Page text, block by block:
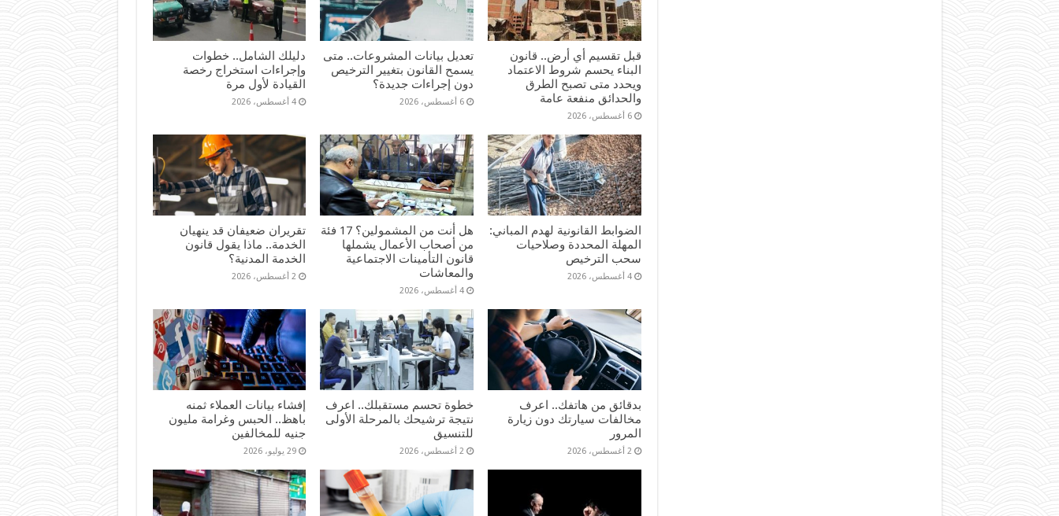
قبل تقسيم أي أرض.. قانون
البناء يحسم شروط الاعتماد
ويحدد متى تصبح الطرق
والحدائق منفعة عامة
6 أغسطس، 2026
تعديل بيانات المشروعات.. متى
يسمح القانون بتغيير الترخيص
دون إجراءات جديدة؟
6 أغسطس، 2026
دليلك الشامل.. خطوات
وإجراءات استخراج رخصة
القيادة لأول مرة
4 أغسطس، 2026
الضوابط القانونية لهدم المباني:
المهلة المحددة وصلاحيات
سحب الترخيص
4 أغسطس، 2026
هل أنت من المشمولين؟ 17 فئة
من أصحاب الأعمال يشملها
قانون التأمينات الاجتماعية
والمعاشات
4 أغسطس، 2026
تقريران ضعيفان قد ينهيان
الخدمة.. ماذا يقول قانون
الخدمة المدنية؟
2 أغسطس، 2026
بدقائق من هاتفك.. اعرف
مخالفات سيارتك دون زيارة
المرور
2 أغسطس، 2026
خطوة تحسم مستقبلك.. اعرف
نتيجة ترشيحك بالمرحلة الأولى
للتنسيق
2 أغسطس، 2026
إفشاء بيانات العملاء ثمنه
باهظ.. الحبس وغرامة مليون
جنيه للمخالفين
29 يوليو، 2026